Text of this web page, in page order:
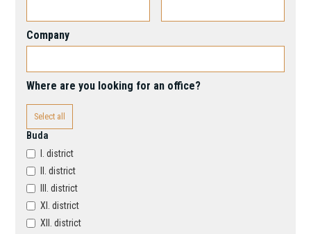
Company
Where are you looking for an office?
Select all
Buda
I. district
II. district
III. district
XI. district
XII. district